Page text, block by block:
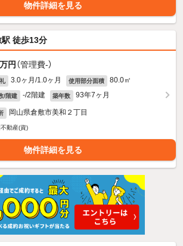
物件詳細を見る
駅 徒歩13分
万円 （管理費-）
3.0ヶ月/1.0ヶ月 使用部分面積 80.0㎡
/階建 -/2階建 築年数 93年7ヶ月
岡山県倉敷市美和２丁目
動産(資)
物件詳細を見る